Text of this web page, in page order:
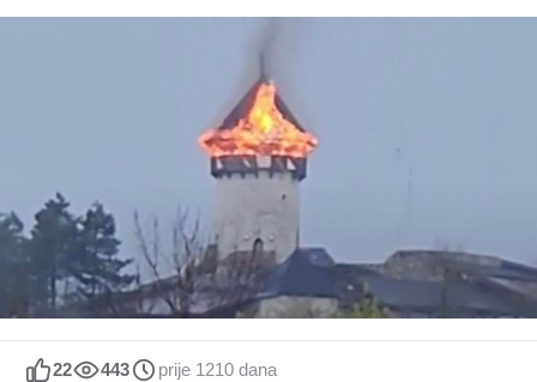
22 443 prije 1210 dana